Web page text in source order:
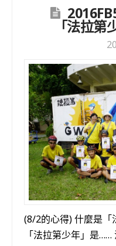
「法拉
(8/2的心得) 什麼是「
「法拉第少年」是